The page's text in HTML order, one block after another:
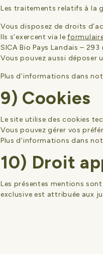
Les traitements relatifs à la
Vous disposez de droits
Ils s’exercent via le
SICA Bio Pays Landais –
Vous pouvez aussi déposer
Plus d’informations dans
9) Cookies
Le site utilise des cookies
Vous pouvez gérer vos
Plus d’informations dans
10) Droit
Les présentes mentions
exclusive est attribuée aux